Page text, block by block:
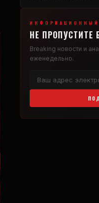
ИНФОРМАЦИОННЫЙ
НЕ ПРОПУСТИТЕ
Breaking новости и
еженедельно.